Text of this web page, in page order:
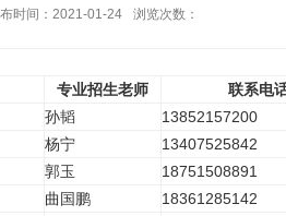
时间：2021-01-24 浏览次数：
专业招生老师 联系电
孙韬
13852157200
杨宁
13407525842
郭玉
18751508891
曲国鹏
18361285142